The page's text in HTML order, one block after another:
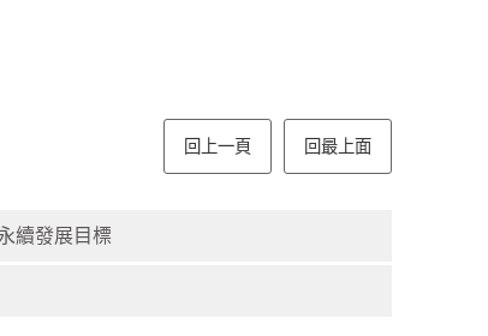
回上一頁 回最上面
續發展目標